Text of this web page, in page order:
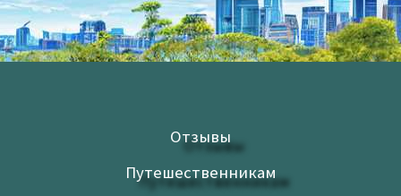
Отзывы
Путешественникам